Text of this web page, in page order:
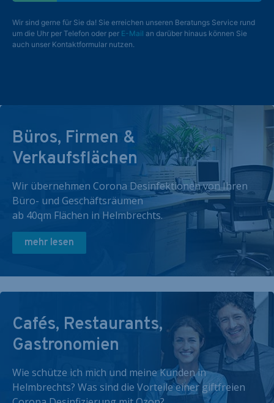
Wir sind gerne für Sie da! Sie erreichen unseren Beratungs Service rund
um die Uhr per Telefon oder per E-Mail an darüber hinaus können Sie
auch unser Kontaktformular nutzen.
Büros, Firmen &
Verkaufsflächen
Wir übernehmen Corona Desinfektionen von Ihren
Büro- und Geschäftsräumen
ab 40qm Flächen in Helmbrechts.
mehr lesen
Cafés, Restaurants,
Gastronomien
Wie schütze ich mich und meine Kunden in
Helmbrechts? Was sind die Vorteile einer giftfreien